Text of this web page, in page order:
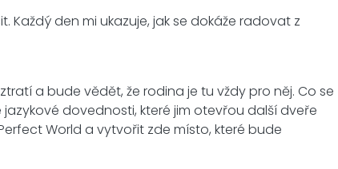
Každý den mi ukazuje, jak se dokáže radovat z
a bude vědět, že rodina je tu vždy pro něj. Co se
dovednosti, které jim otevřou další dveře
World a vytvořit zde místo, které bude